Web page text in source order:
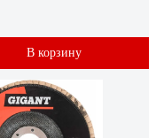
В корзину